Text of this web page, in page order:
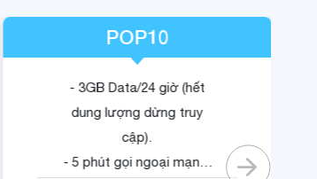
POP10
- 3GB Data/24 giờ (hết
dung lượng dừng truy
cập).
- 5 phút gọi ngoại mạng.